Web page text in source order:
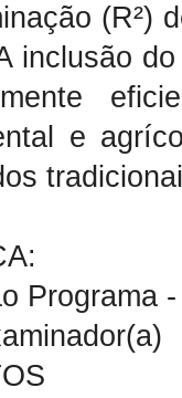
(R²)
inclusão
e
Programa